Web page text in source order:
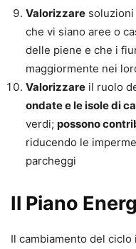
Valorizzare soluzioni
che vi siano aree o
delle piene e che i
maggiormente nei
Valorizzare il ruolo
ondate e le isole di
verdi; possono
riducendo le
parcheggi
Il Piano
Il cambiamento del